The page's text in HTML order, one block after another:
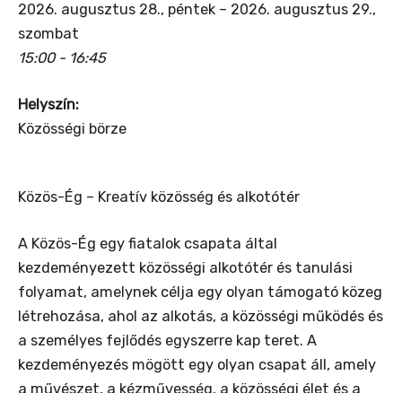
2026. augusztus 28., péntek – 2026. augusztus 29.,
szombat
15:00 - 16:45
Helyszín:
Közösségi börze
Közös-Ég – Kreatív közösség és alkotótér
A Közös-Ég egy fiatalok csapata által
kezdeményezett közösségi alkotótér és tanulási
folyamat, amelynek célja egy olyan támogató közeg
létrehozása, ahol az alkotás, a közösségi működés és
a személyes fejlődés egyszerre kap teret. A
kezdeményezés mögött egy olyan csapat áll, amely
a művészet, a kézművesség, a közösségi élet és a